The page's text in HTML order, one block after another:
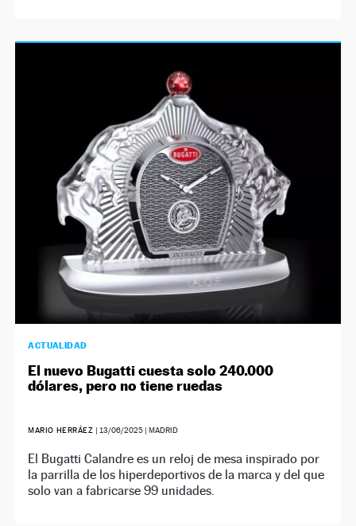
ACTUALIDAD
El nuevo Bugatti cuesta solo 240.000
dólares, pero no tiene ruedas
MARIO HERRÁEZ | 13/06/2025| MADRID
El Bugatti Calandre es un reloj de mesa inspirado por
la parrilla de los hiperdeportivos de la marca y del que
solo van a fabricarse 99 unidades.